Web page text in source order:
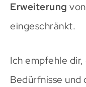
Erweiterung
eingeschränkt.
Ich empfehle
Bedürfnisse und